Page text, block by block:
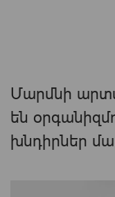
Մարմնի
են
խնդիրներ